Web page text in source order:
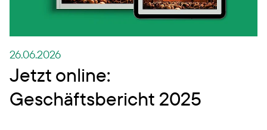
26.06.2026
Jetzt online:
Geschäftsbericht 2025